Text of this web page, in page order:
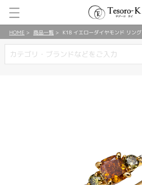
HOME 商品一覧 K18 イエローダイヤモンド リング